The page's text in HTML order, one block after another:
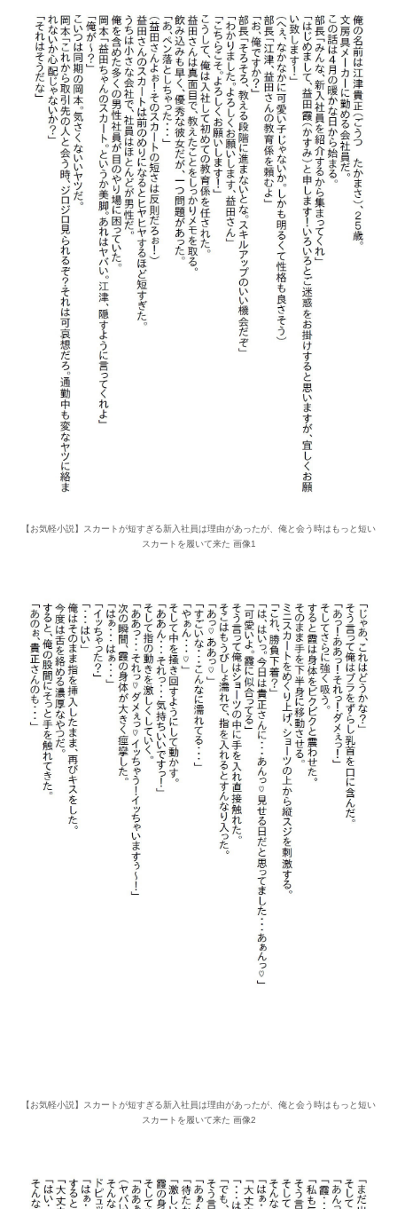
【お気軽小説】スカートが短すぎる新入社員は理由があったが、俺と会う時はもっと短い
スカートを履いて来た 画像1
【お気軽小説】スカートが短すぎる新入社員は理由があったが、俺と会う時はもっと短い
スカートを履いて来た 画像2